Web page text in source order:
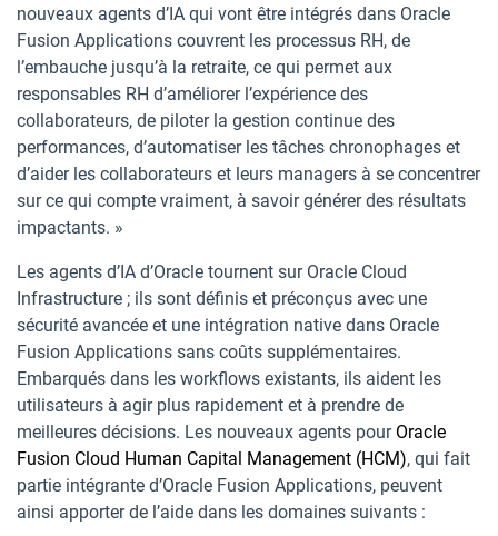
nouveaux agents d’IA qui vont être intégrés dans Oracle
Fusion Applications couvrent les processus RH, de
l’embauche jusqu’à la retraite, ce qui permet aux
responsables RH d’améliorer l’expérience des
collaborateurs, de piloter la gestion continue des
performances, d’automatiser les tâches chronophages et
d’aider les collaborateurs et leurs managers à se concentrer
sur ce qui compte vraiment, à savoir générer des résultats
impactants. »
Les agents d’IA d’Oracle tournent sur Oracle Cloud
Infrastructure ; ils sont définis et préconçus avec une
sécurité avancée et une intégration native dans Oracle
Fusion Applications sans coûts supplémentaires.
Embarqués dans les workflows existants, ils aident les
utilisateurs à agir plus rapidement et à prendre de
meilleures décisions. Les nouveaux agents pour Oracle
Fusion Cloud Human Capital Management (HCM), qui fait
partie intégrante d’Oracle Fusion Applications, peuvent
ainsi apporter de l’aide dans les domaines suivants :